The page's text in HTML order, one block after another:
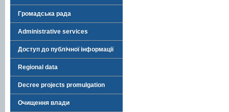
Громадська рада
Administrative services
Доступ до публічної інформації
Regional data
Decree projects promulgation
Очищення влади